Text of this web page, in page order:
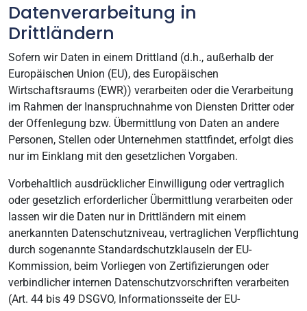
Datenverarbeitung in
Drittländern
Sofern wir Daten in einem Drittland (d.h., außerhalb der
Europäischen Union (EU), des Europäischen
Wirtschaftsraums (EWR)) verarbeiten oder die Verarbeitung
im Rahmen der Inanspruchnahme von Diensten Dritter oder
der Offenlegung bzw. Übermittlung von Daten an andere
Personen, Stellen oder Unternehmen stattfindet, erfolgt dies
nur im Einklang mit den gesetzlichen Vorgaben.
Vorbehaltlich ausdrücklicher Einwilligung oder vertraglich
oder gesetzlich erforderlicher Übermittlung verarbeiten oder
lassen wir die Daten nur in Drittländern mit einem
anerkannten Datenschutzniveau, vertraglichen Verpflichtung
durch sogenannte Standardschutzklauseln der EU-
Kommission, beim Vorliegen von Zertifizierungen oder
verbindlicher internen Datenschutzvorschriften verarbeiten
(Art. 44 bis 49 DSGVO, Informationsseite der EU-